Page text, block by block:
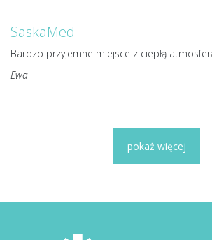
SaskaMed
Bardzo przyjemne miejsce z ciepłą
Ewa
pokaż więcej